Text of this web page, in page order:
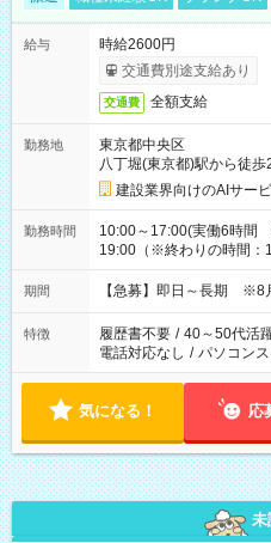
給与
時給2600円
交通費別途支給あり
交通費 全額支給
勤務地
東京都中央区
八丁堀(東京都)駅から徒歩
建設業界向けのAIサー
勤務時間
10:00～17:00(実働6時間
19:00（※終わりの時間：
期間 【急募】即日～長期 ※8
特徴 履歴書不要 / 40～50代活
電話対応なし / パソコン
気になる！ 応
未